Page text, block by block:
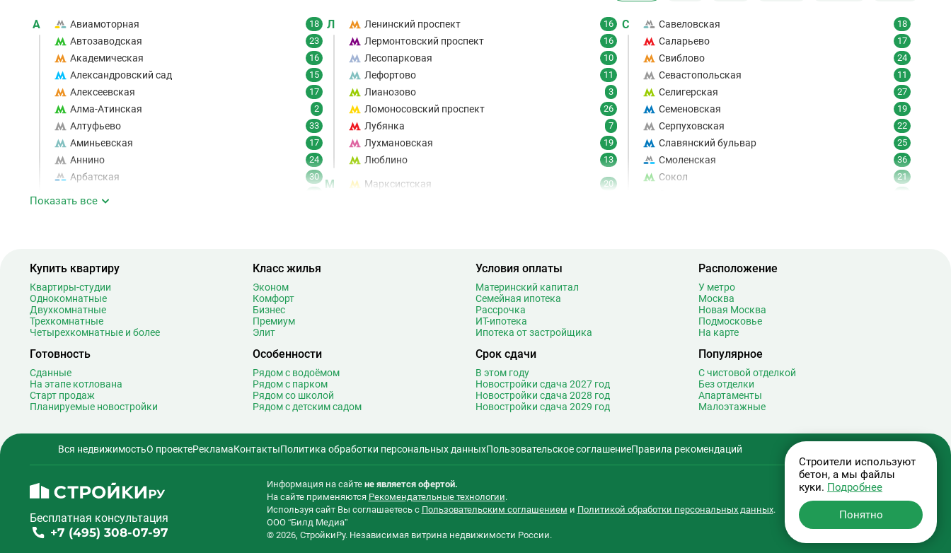
А Авиамоторная 18
Автозаводская 23
Академическая 16
Александровский сад 15
Алексеевская 17
Алма-Атинская 2
Алтуфьево 33
Аминьевская 17
Аннино 24
Арбатская 30
Баррикадная 21
Бауманская
Беговая
Беломорская
Белорусская
Беляево 11
Бибирево 19
Библиотека имени Ленина 14
Битцевский парк 3
Боровское шоссе 12
Братиславская 12
5
Бульвар Дмитрия Донского 20
Бульвар Рокоссовского 22
Л Ленинский проспект 16
Лермонтовский проспект 16
Лесопарковая 10
Лефортово 11
Лианозово 3
Ломоносовский проспект 26
Лубянка 7
Лухмановская 19
Люблино 13
М Марксистская 20
27
Н 19
Нагорная 17
Народное ополчение 27
Нахимовский проспект
Некрасовка
Нижегородская 17
С Савеловская 18
Саларьево 17
Свиблово 24
Севастопольская 11
Селигерская 27
Семеновская 19
Серпуховская 22
Славянский бульвар 25
Смоленская 36
Сокол 21
Сретенский бульвар
Строгино
Студенческая
Суворовская
Сходненская
Таганская
Тверская
Телецентр
Тёплый Стан
Показать все
Купить квартиру
Квартиры-студии
Однокомнатные
Двухкомнатные
Трехкомнатные
Четырехкомнатные и более
Готовность
Сданные
На этапе котлована
Старт продаж
Планируемые новостройки
Класс жилья
Эконом
Комфорт
Бизнес
Премиум
Элит
Особенности
Рядом с водоёмом
Рядом с парком
Рядом со школой
Рядом с детским садом
Условия оплаты
Материнский капитал
Семейная ипотека
Рассрочка
ИТ-ипотека
Ипотека от застройщика
Срок сдачи
В этом году
Новостройки сдача 2027 год
Новостройки сдача 2028 год
Новостройки сдача 2029 год
Расположение
У метро
Москва
Новая Москва
Подмосковье
На карте
Популярное
С чистовой отделкой
Без отделки
Апартаменты
Малоэтажные
Вся недвижимостьО проектеРекламаКонтактыПолитика обработки персональных данныхПользовательское соглашениеПравила рекомендаций
Бесплатная консультация
+7 (495) 308-07-97
Информация на сайте не является офертой.
На сайте применяются Рекомендательные технологии.
Используя сайт Вы соглашаетесь с Пользовательским соглашением и Политикой обработки персональных данных.
ООО “Билд Медиа”
© 2026, СтройкиРу. Независимая витрина недвижимости России.
Строители используют
бетон, а мы файлы
куки. Подробнее
Понятно